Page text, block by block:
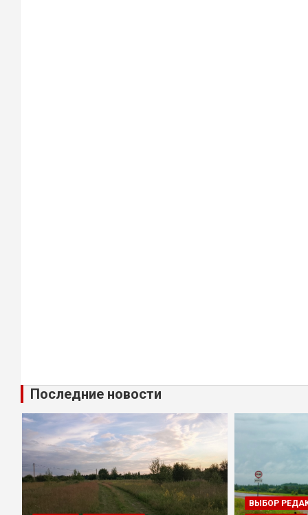
Последние новости
ВЫБОР